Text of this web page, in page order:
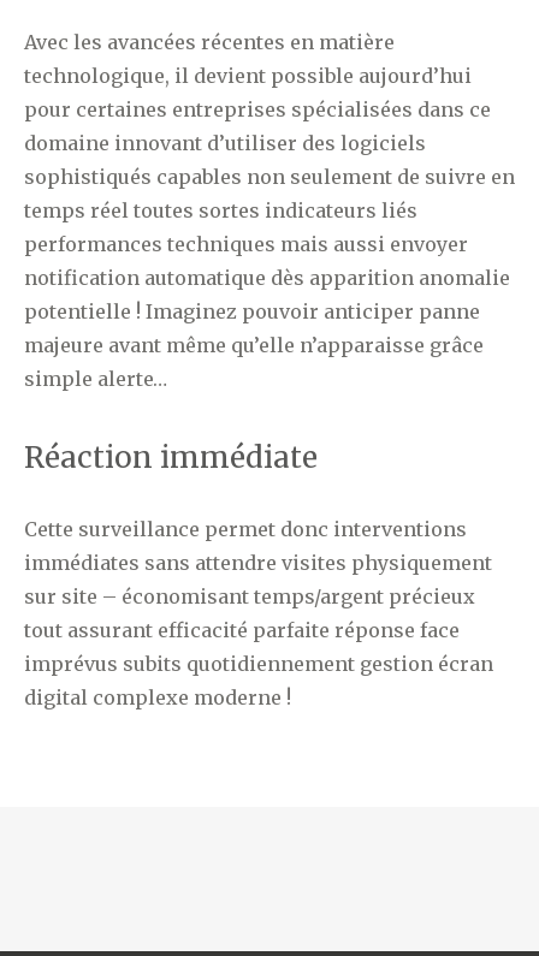
Avec les avancées récentes en matière
technologique, il devient possible aujourd’hui
pour certaines entreprises spécialisées dans ce
domaine innovant d’utiliser des logiciels
sophistiqués capables non seulement de suivre en
temps réel toutes sortes indicateurs liés
performances techniques mais aussi envoyer
notification automatique dès apparition anomalie
potentielle ! Imaginez pouvoir anticiper panne
majeure avant même qu’elle n’apparaisse grâce
simple alerte…
Réaction immédiate
Cette surveillance permet donc interventions
immédiates sans attendre visites physiquement
sur site – économisant temps/argent précieux
tout assurant efficacité parfaite réponse face
imprévus subits quotidiennement gestion écran
digital complexe moderne !